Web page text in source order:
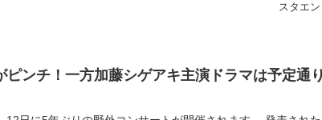
スタエ
ンチ！一方加藤シゲアキ主演ドラマは予定通